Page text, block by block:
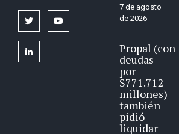
twitter
linkedin
7 de agosto
de 2026
Propal (con
deudas
por
$771.712
millones)
también
pidió
liquidar